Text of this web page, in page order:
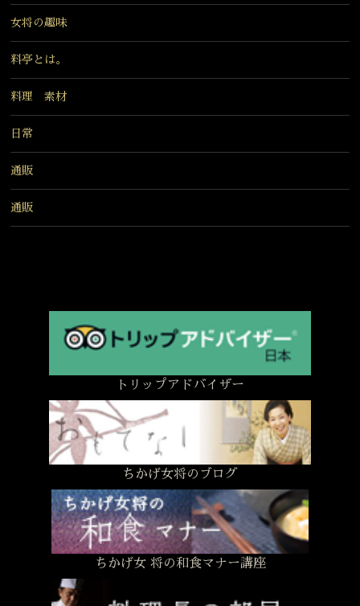
女将の趣味
料亭とは。
料理 素材
日常
通販
通販
トリップアドバイザー
ちかげ女将のブログ
ちかげ女 将の和食マナー講座